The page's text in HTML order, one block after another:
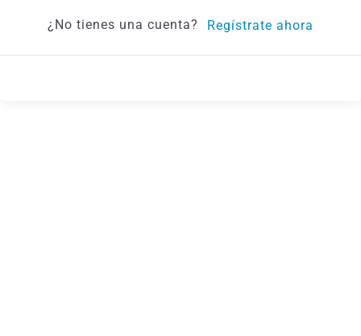
¿No tienes una cuenta? Regístrate ahora